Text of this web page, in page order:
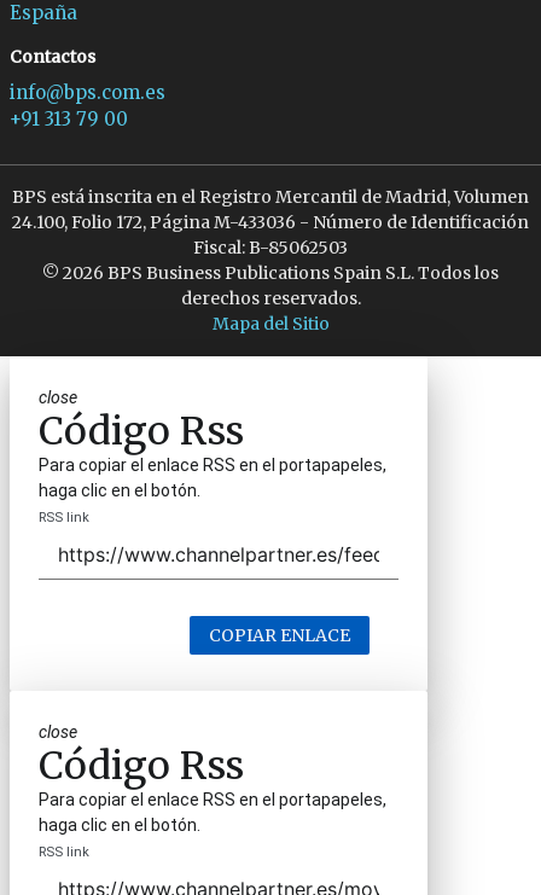
España
Contactos
info@bps.com.es
+91 313 79 00
BPS está inscrita en el Registro Mercantil de Madrid, Volumen
24.100, Folio 172, Página M-433036 - Número de Identificación
Fiscal: B-85062503
© 2026 BPS Business Publications Spain S.L. Todos los
derechos reservados.
Mapa del Sitio
close
Código Rss
Para copiar el enlace RSS en el portapapeles,
haga clic en el botón.
RSS link
COPIAR ENLACE
close
Código Rss
Para copiar el enlace RSS en el portapapeles,
haga clic en el botón.
RSS link